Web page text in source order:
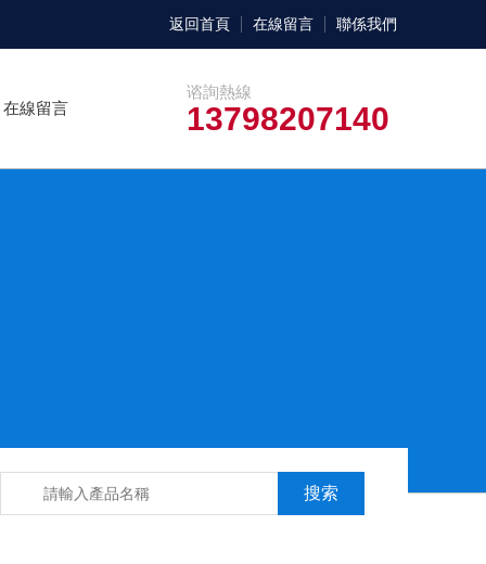
返回首頁 在線留言 聯係我們
谘詢熱線
13798207140
在線留言